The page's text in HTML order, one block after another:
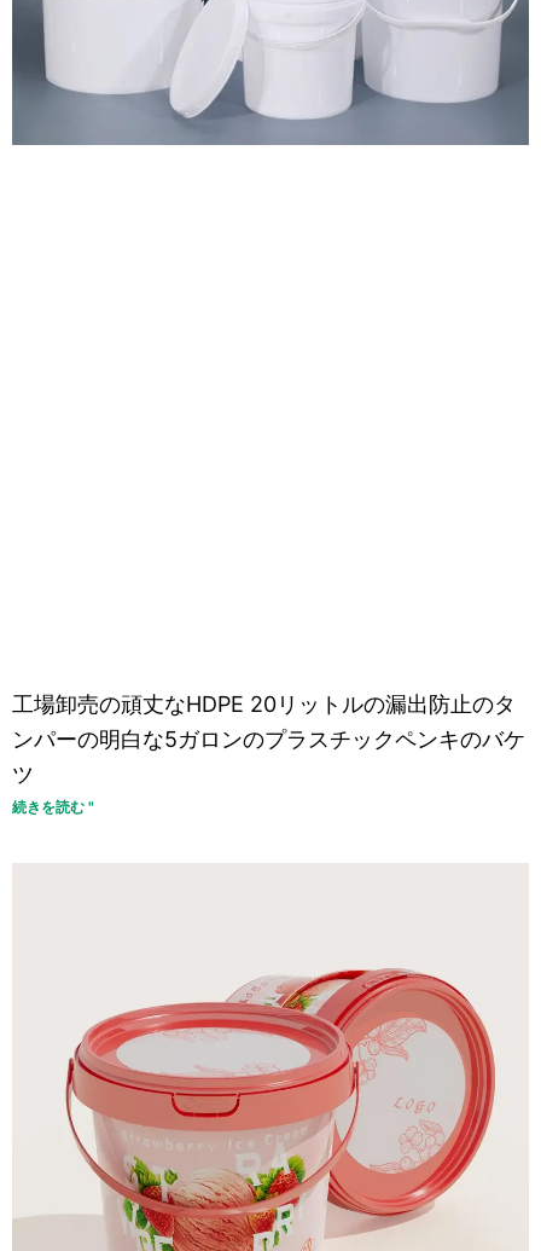
工場卸売の頑丈なHDPE 20リットルの漏出防止のタ
ンパーの明白な5ガロンのプラスチックペンキのバケ
ツ
続きを読む "